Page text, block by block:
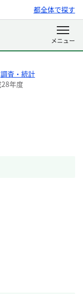
都全体で探す
調査・統計
年度